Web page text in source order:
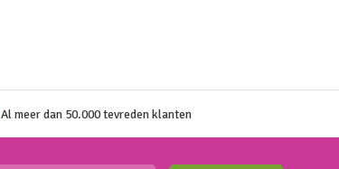
Al meer dan 50.000 tevreden klanten